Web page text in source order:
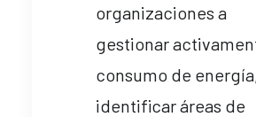
organizaciones a
gestionar
consumo de
identificar áreas de